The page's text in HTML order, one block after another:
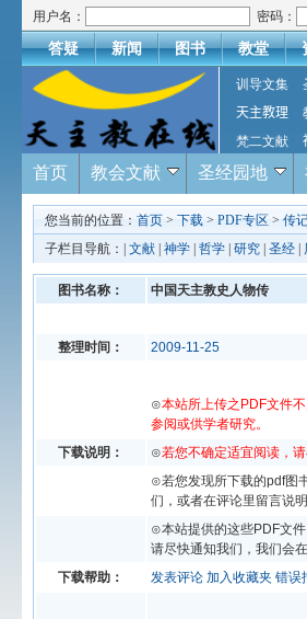
用户名： 密码：
答疑 新闻 图书 教堂
训导文集
天主教理
梵二文献
首页 教会文献 圣经园地
您当前的位置： 首页 > 下载 > PDF专区 > 传
子栏目导航：| 文献 神学 哲学 研究 圣经
图书名称： 中国天主教史人物传
整理时间： 2009-11-25
⊙本站所上传之PDF文件
参阅或供学者研究。
下载说明：
⊙若您不确定适宜阅读，
⊙若您发现所下载的pdf图
们，或者在评论里留言说明
⊙本站提供的这些PDF文
请尽快通知我们，我们会
下载帮助：
发表评论 加入收藏夹 错误